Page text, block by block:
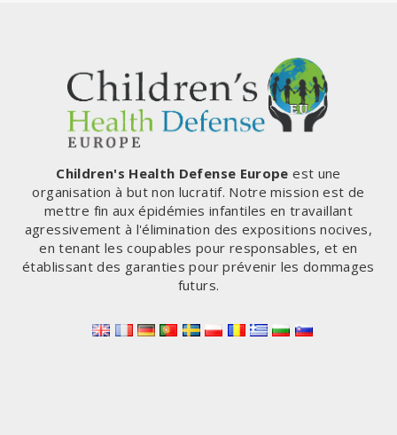
Children's Health Defense Europe est une
organisation à but non lucratif. Notre mission est de
mettre fin aux épidémies infantiles en travaillant
agressivement à l'élimination des expositions nocives,
en tenant les coupables pour responsables, et en
établissant des garanties pour prévenir les dommages
futurs.